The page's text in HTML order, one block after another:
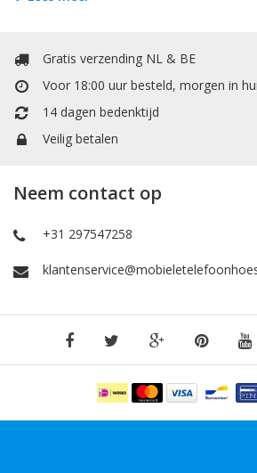
gebruiken.
Screen Protector
Bij Mobiele Telefoonhoesje kunt u allerlei
Screenprotectors vinden. Om ervoor te
nieuw blijft raden wij altijd een screen
met een kapot beeldscherm. Hoe zonde
screenprotector wordt uw beeldscherm
bedekken dan weer het gehele
combinatie met vrijwel elk hoesje.
Bekijk ook:
Huawei P10 Plus
Gratis verzending NL & BE
Voor 18:00 uur besteld, morgen in
14 dagen bedenktijd
Veilig betalen
Neem contact op
+31 297547258